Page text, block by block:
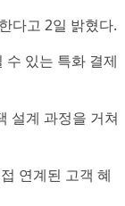
다고 2일 밝혔다.
수 있는 특화 결제
설계 과정을 거쳐
연계된 고객 혜